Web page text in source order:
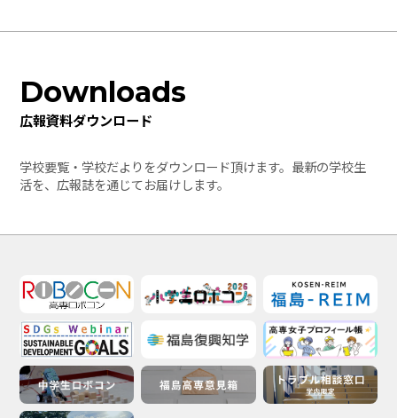
Downloads
広報資料ダウンロード
学校要覧・学校だよりをダウンロード頂けます。最新の学校生
活を、広報誌を通じてお届けします。